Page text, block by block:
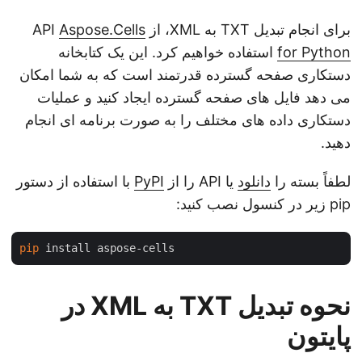
برای انجام تبدیل TXT به XML، از API
Aspose.Cells
for Pythonاستفاده خواهیم کرد. این یک کتابخانه
دستکاری صفحه گسترده قدرتمند است که به شما امکان
می دهد فایل های صفحه گسترده ایجاد کنید و عملیات
دستکاری داده های مختلف را به صورت برنامه ای انجام
دهید.
لطفاً بسته را دانلودیا API را از PyPIبا استفاده از دستور
pip زیر در کنسول نصب کنید:
pip
نحوه تبدیل TXT به XML در
پایتون